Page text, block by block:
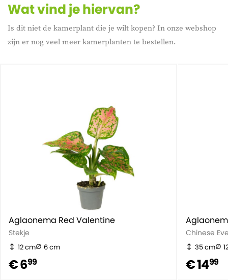
Wat vind je hiervan?
Is dit niet de kamerplant die je wilt kopen? In onze webshop
zijn er nog veel meer kamerplanten te bestellen.
Aglaonema Red Valentine
Stekje
12 cm 6 cm
€ 699
Chinese
35 cm
€ 1499